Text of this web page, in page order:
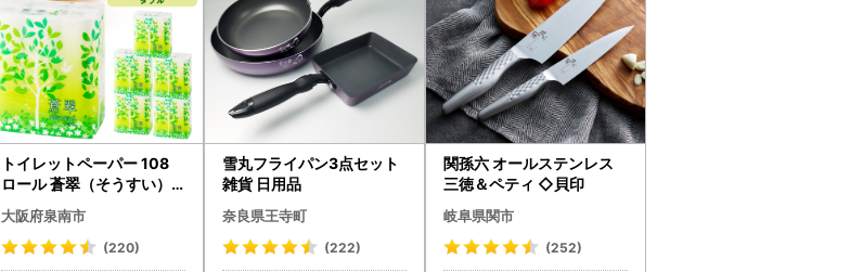
トイレットペーパー 108
ロール 蒼翠（そうすい）
ダブル 巻 【配送不可地域
：北海道・沖縄】【020D
-006】
大阪府泉南市
(220)
雪丸フライパン3点セット
雑貨 日用品
奈良県王寺町
(222)
関孫六 オールステンレス
三徳＆ペティ ◇貝印
岐阜県関市
(252)